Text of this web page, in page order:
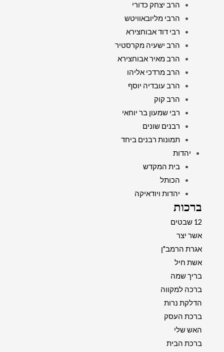
הרב יצחק כדורי
הרבי מליובאוויטש
רבי דוד אבוחצירא
הרב ישעיה מקרסטיר
הרב מאיר אבוחצירא
הרב מרדכי אליהו
הרב עובדיה יוסף
הרב קוק
רבי שמעון בר יוחאי
רבנים שונים
תמונות רבנים ביחד
יהדות
בית המקדש
הכותל
יהדות ויודאיקה
ברכות
12 שבטים
אשר יצר
אגרת הרמב"ן
אשת חיל
בריך שמה
ברכה למקווה
הדלקת נרות
ברכת העסק
האש שלי
ברכת הבית